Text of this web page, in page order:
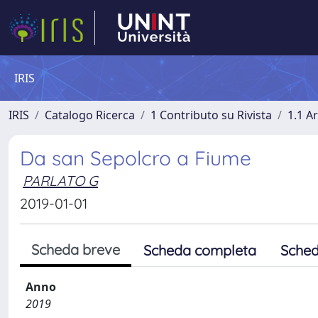
IRIS
IRIS Catalogo Ricerca 1 Contributo su Rivista 1.1
Da san Sepolcro a Fiume
PARLATO G
2019-01-01
Scheda breve Scheda completa
Anno
2019